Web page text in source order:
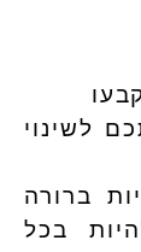
לשינוי
ברורה
בכל